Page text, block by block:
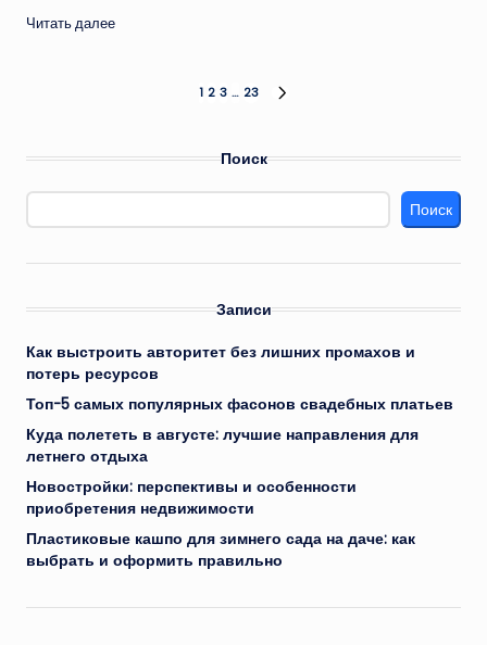
Читать далее
1 2 3 … 23
Поиск
Поиск
Записи
Как выстроить авторитет без лишних промахов и
потерь ресурсов
Топ-5 самых популярных фасонов свадебных платьев
Куда полететь в августе: лучшие направления для
летнего отдыха
Новостройки: перспективы и особенности
приобретения недвижимости
Пластиковые кашпо для зимнего сада на даче: как
выбрать и оформить правильно